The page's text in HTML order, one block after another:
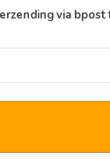
via bpost